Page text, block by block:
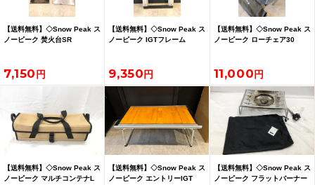
【送料無料】◇Snow Peak ス
ノーピーク 焚火台SR
7,150
【送料無料】◇Snow Peak ス
ノーピーク IGTフレーム
9,350
【送料無料】◇Snow Peak ス
ノーピーク ローチェア30
11,000
【送料無料】◇Snow Peak ス
ノーピーク マルチコンテナL
【送料無料】◇Snow Peak ス
ノーピーク エントリーIGT
【送料無料】◇Snow Peak ス
ノーピーク フラットバーナー